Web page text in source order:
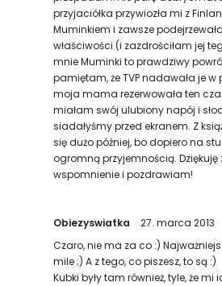
przyjaciółka przywiozła mi z
Muminkiem i zawsze
właściwości (i zazdrościłam jej
mnie Muminki to prawdziwy
pamiętam, że TVP nadawała je w
moja mama rezerwowała ten
miałam swój ulubiony napój i
siadałyśmy przed ekranem. Z
się dużo później, bo dopiero na
ogromną przyjemnością. Dziękuję
wspomnienie i pozdrawiam!
Obiezyswiatka
27. marca 2013
Czaro, nie ma za co :)
mile ;) A z tego, co piszesz, to są :)
Kubki były tam również, tyle, że mi